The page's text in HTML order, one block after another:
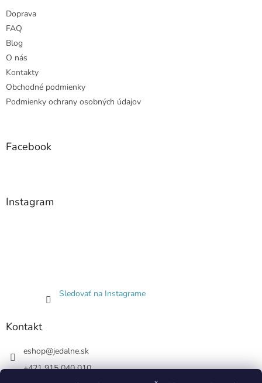
Doprava
FAQ
Blog
O nás
Kontakty
Obchodné podmienky
Podmienky ochrany osobných údajov
Facebook
Instagram
Sledovať na Instagrame
Kontakt
eshop@jedalne.sk
+421 915 040 010